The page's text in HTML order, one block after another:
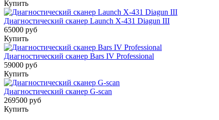
Купить
Диагностический сканер Launch X-431 Diagun III
65000 руб
Купить
Диагностический сканер Bars IV Professional
59000 руб
Купить
Диагностический сканер G-scan
269500 руб
Купить